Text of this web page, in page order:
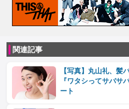
関連記事
【写真】丸山礼、
『ワタシってサバサ
ート